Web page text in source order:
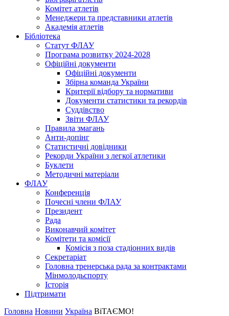
Комітет атлетів
Менеджери та представники атлетів
Академія атлетів
Бібліотека
Статут ФЛАУ
Програма розвитку 2024-2028
Офіційні документи
Офіційні документи
Збірна команда України
Критерії відбору та нормативи
Документи статистики та рекордів
Суддівство
Звіти ФЛАУ
Правила змагань
Анти-допінг
Статистичні довідники
Рекорди України з легкої атлетики
Буклети
Методичні матеріали
ФЛАУ
Конференція
Почесні члени ФЛАУ
Президент
Рада
Виконавчий комітет
Комітети та комісії
Комісія з поза стадіонних видів
Секретаріат
Головна тренерська рада за контрактами
Мінмолодьспорту
Історія
Підтримати
Головна Новини Україна ВiТАЄМО!